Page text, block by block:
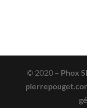
© 2020 – Phox